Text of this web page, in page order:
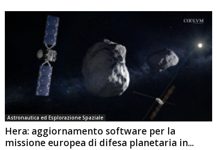
Astronautica ed Esplorazione Spaziale
Hera: aggiornamento software per la
missione europea di difesa planetaria in...